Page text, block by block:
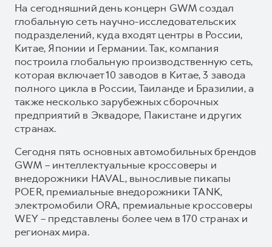
На сегодняшний день концерн GWM создал
глобальную сеть научно-исследовательских
подразделений, куда входят центры в России,
Китае, Японии и Германии. Так, компания
построила глобальную производственную сеть,
которая включает 10 заводов в Китае, 3 завода
полного цикла в России, Таиланде и Бразилии, а
также несколько зарубежных сборочных
предприятий в Эквадоре, Пакистане и других
странах.
Сегодня пять основных автомобильных брендов
GWM – интеллектуальные кроссоверы и
внедорожники HAVAL, выносливые пикапы
POER, премиальные внедорожники TANK,
электромобили ORA, премиальные кроссоверы
WEY – представлены более чем в 170 странах и
регионах мира.